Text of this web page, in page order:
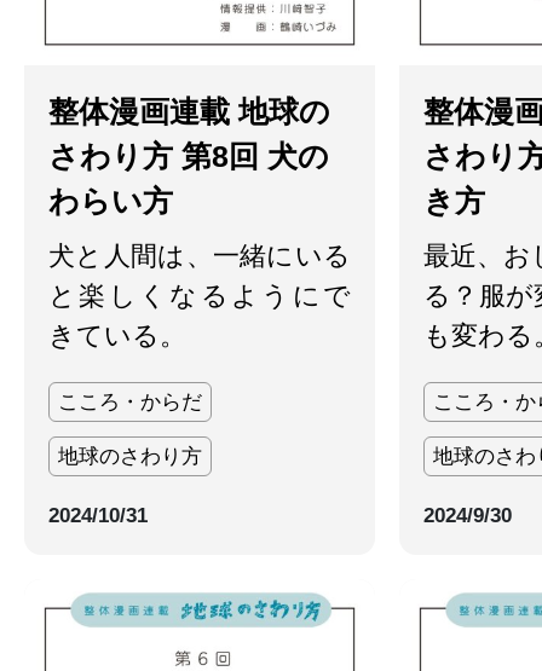
整体漫画連載 地球の
さわり方 第8回 犬の
わらい方
犬と人間は、一緒にいる
と楽しくなるようにで
きている。
こころ・からだ
地球のさわり方
2024/10/31
整体漫
さわり
き方
最近、お
る？服
も変わる
こころ・か
地球のさわ
2024/9/30